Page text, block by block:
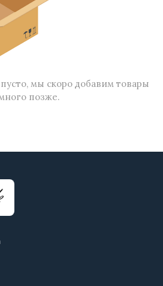
мы скоро добавим товары
позже.